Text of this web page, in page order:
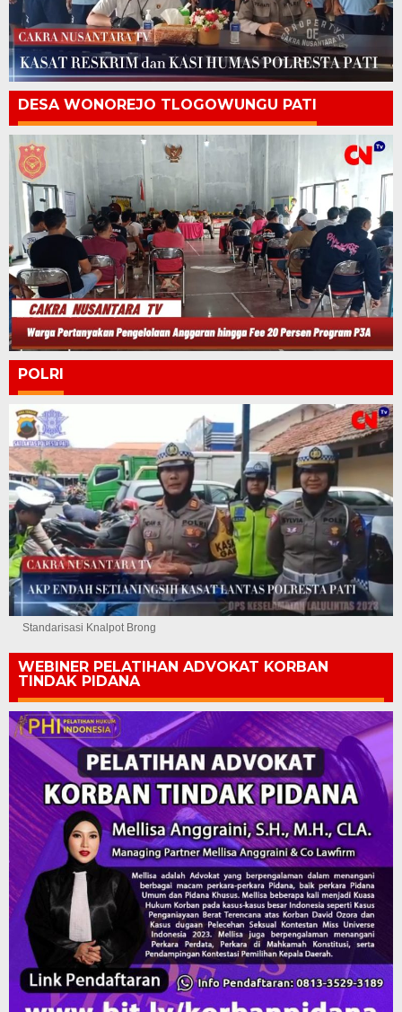
DESA WONOREJO TLOGOWUNGU PATI
POLRI
Standarisasi Knalpot Brong
WEBINER PELATIHAN ADVOKAT KORBAN
TINDAK PIDANA